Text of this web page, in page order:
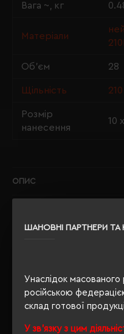
ШАНОВНІ ПАРТНЕРИ ТА
Унаслідок масованого
російською
склад готової
У зв'язку з цим
Вага ~, кг
Матеріали
Об'єм 28
Щільність
Розмір
нанесення
10
ОПИС
РЕКОМЕНДУЄМО